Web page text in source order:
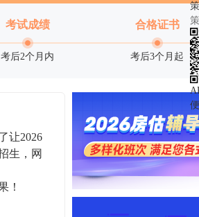
考试成绩
考后2个月内
合格证书
考后3个月起
让2026
生，网
！